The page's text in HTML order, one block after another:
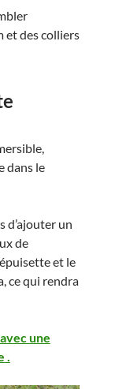
et des colliers
dans le
d’ajouter un
de
et le
ce qui rendra
une